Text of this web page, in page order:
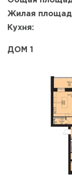
Жилая
Кухня:
ДОМ 1